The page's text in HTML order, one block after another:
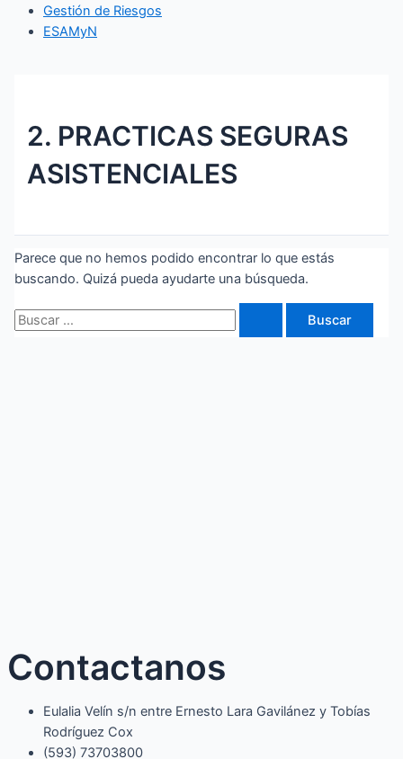
Gestión de Riesgos
ESAMyN
2. PRACTICAS SEGURAS
ASISTENCIALES
Parece que no hemos podido encontrar lo que estás
buscando. Quizá pueda ayudarte una búsqueda.
Buscar
por:
Contactanos
Eulalia Velín s/n entre Ernesto Lara Gavilánez y Tobías
Rodríguez Cox
(593) 73703800​